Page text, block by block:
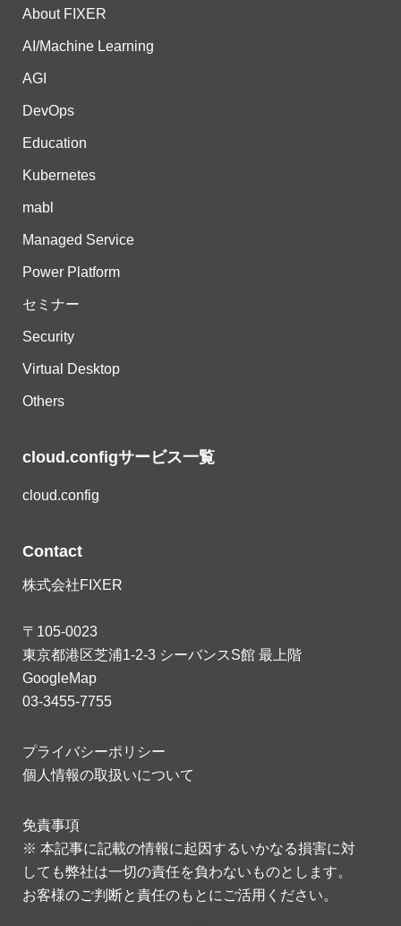
About FIXER
AI/Machine Learning
AGI
DevOps
Education
Kubernetes
mabl
Managed Service
Power Platform
セミナー
Security
Virtual Desktop
Others
cloud.configサービス一覧
cloud.config
Contact
株式会社FIXER
〒105-0023
東京都港区芝浦1-2-3 シーバンスS館 最上階
GoogleMap
03-3455-7755
プライバシーポリシー
個人情報の取扱いについて
免責事項
※ 本記事に記載の情報に起因するいかなる損害に対
しても弊社は一切の責任を負わないものとします。
お客様のご判断と責任のもとにご活用ください。